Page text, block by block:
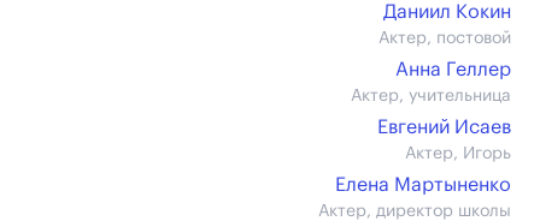
Даниил Кокин
Актер, постовой
Анна Геллер
Актер, учительница
Евгений Исаев
Актер, Игорь
Елена Мартыненко
Актер, директор школы